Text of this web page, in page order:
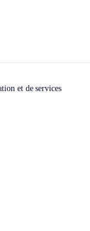
et de services